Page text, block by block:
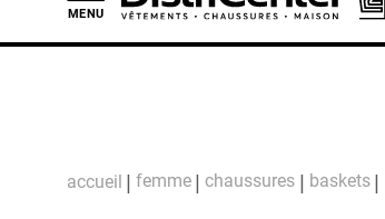
MENU
accueil femme chaussures baskets